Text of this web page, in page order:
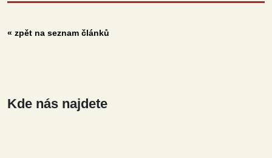
« zpět na seznam článků
Kde nás najdete